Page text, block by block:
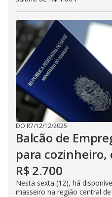
DO R7/12/12/2025
Balcão de
para cozinheiro,
R$ 2.700
Nesta sexta (12), há
masseiro na região central